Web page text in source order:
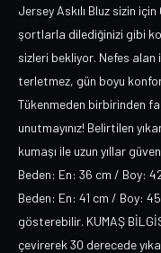
Jersey Askılı Bluz sizin
şortlarla dilediğinizi gibi
sizleri bekliyor. Nefes alan
terletmez, gün boyu
Tükenmeden birbirinden
unutmayınız! Belirtilen
kumaşı ile uzun yıllar
Beden: En: 36 cm / Boy:
Beden: En: 41 cm / Boy:
gösterebilir. KUMAŞ
çevirerek 30 derecede